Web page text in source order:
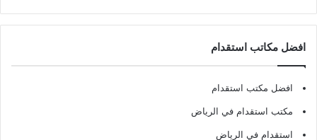
افضل مكاتب استقدام
افضل مكتب استقدام
مكتب استقدام في الرياض
استقدام في الرياض